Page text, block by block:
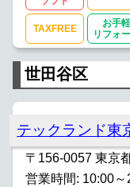
TAXFREE
お手軽
リフォ
世田谷区
テックランド東
〒156-0057 東京
営業時間: 10:00～